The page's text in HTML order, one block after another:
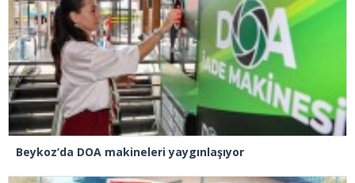
Beykoz’da DOA makineleri yaygınlaşıyor